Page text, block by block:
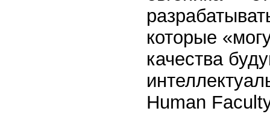
которые
качества
Human